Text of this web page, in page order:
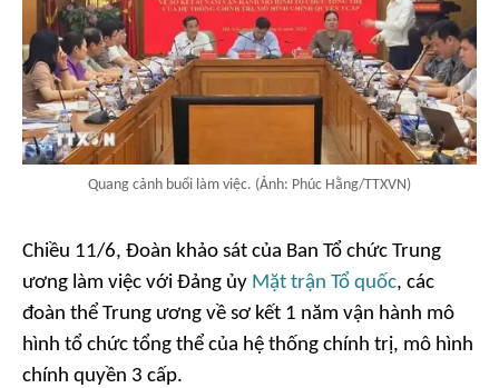
Quang cảnh buổi làm việc. (Ảnh: Phúc Hằng/TTXVN)
Chiều 11/6, Đoàn khảo sát của Ban Tổ chức Trung
ương làm việc với Đảng ủy Mặt trận Tổ quốc, các
đoàn thể Trung ương về sơ kết 1 năm vận hành mô
hình tổ chức tổng thể của hệ thống chính trị, mô hình
chính quyền 3 cấp.